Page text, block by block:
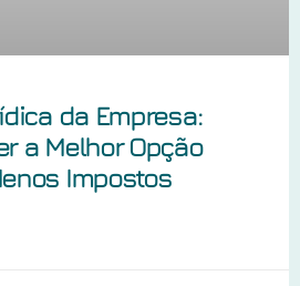
da Empresa:
a Melhor Opção
Impostos